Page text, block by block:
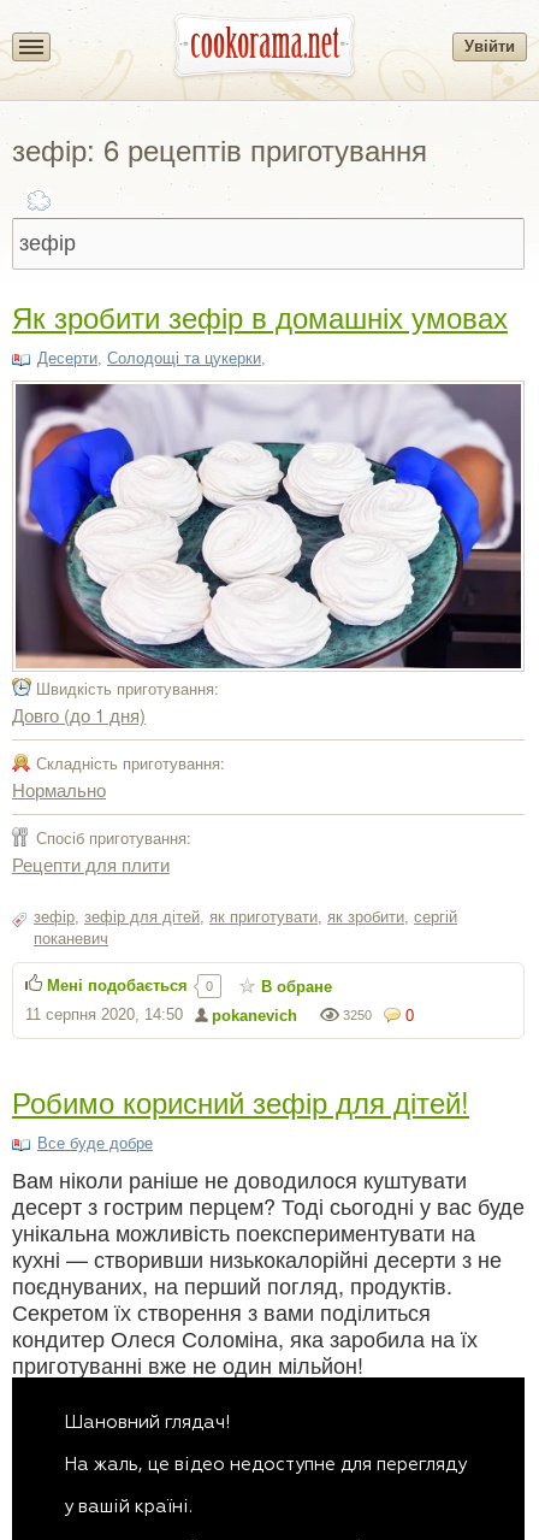
Увійти
зефір: 6 рецептів приготування
Як зробити зефір в домашніх умовах
Десерти, Солодощі та цукерки,
Швидкість приготування:
Довго (до 1 дня)
Складність приготування:
Нормально
Спосіб приготування:
Рецепти для плити
зефір, зефір для дітей, як приготувати, як зробити, сергiй
поканевич
0
3250
pokanevich
11 серпня 2020, 14:50
Мені подобається 0 В обране
Робимо корисний зефір для дітей!
Все буде добре
Вам ніколи раніше не доводилося куштувати
десерт з гострим перцем? Тоді сьогодні у вас буде
унікальна можливість поекспериментувати на
кухні — створивши низькокалорійні десерти з не
поєднуваних, на перший погляд, продуктів.
Секретом їх створення з вами поділиться
кондитер Олеся Соломіна, яка заробила на їх
приготуванні вже не один мільйон!